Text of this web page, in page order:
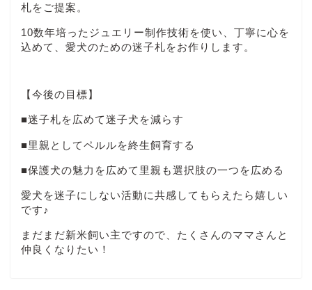
札をご提案。
10数年培ったジュエリー制作技術を使い、丁寧に心を
込めて、愛犬のための迷子札をお作りします。
【今後の目標】
■迷子札を広めて迷子犬を減らす
■里親としてペルルを終生飼育する
■保護犬の魅力を広めて里親も選択肢の一つを広める
愛犬を迷子にしない活動に共感してもらえたら嬉しい
です♪
まだまだ新米飼い主ですので、たくさんのママさんと
仲良くなりたい！